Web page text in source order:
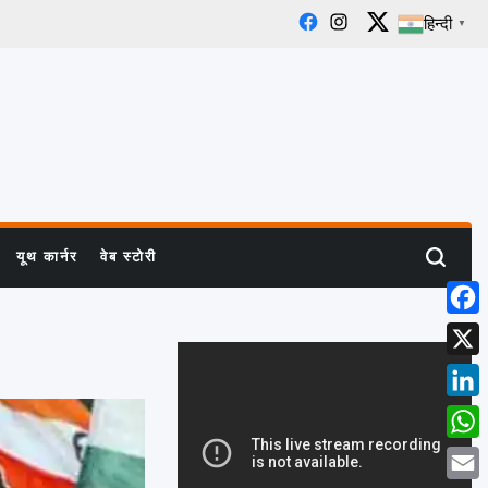
Facebook
Instagram
X हिन्दी ▼
यूथ कार्नर वेब स्टोरी Search
X